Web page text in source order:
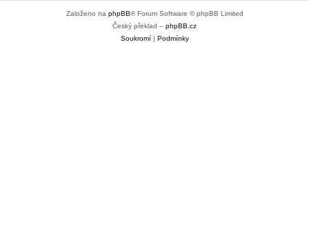
Založeno na phpBB® Forum Software © phpBB Limited
Český překlad – phpBB.cz
Soukromí| Podmínky